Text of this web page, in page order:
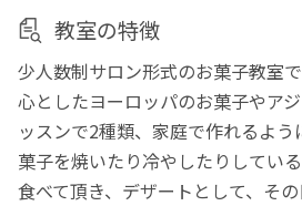
教室の特徴
少人数制サロン形式のお菓子教室
心としたヨーロッパのお菓子やア
ッスンで2種類、家庭で作れるよ
菓子を焼いたり冷やしたりしてい
食べて頂き、デザートとして、そ